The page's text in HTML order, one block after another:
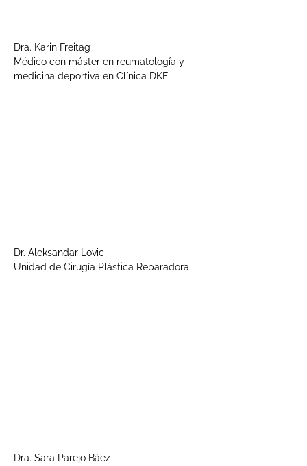
Dra. Karin Freitag
Médico con máster en reumatología y
medicina deportiva en Clínica DKF
Dr. Aleksandar Lovic
Unidad de Cirugía Plástica Reparadora
Dra. Sara Parejo Báez